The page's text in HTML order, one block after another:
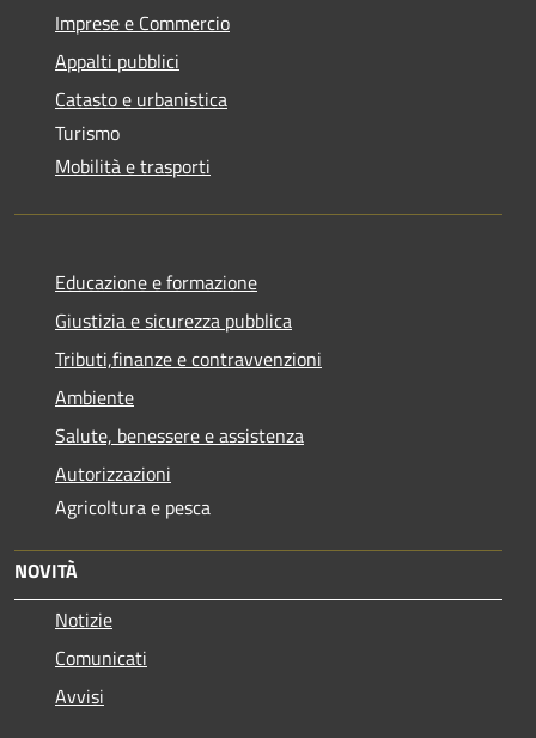
Imprese e Commercio
Appalti pubblici
Catasto e urbanistica
Turismo
Mobilità e trasporti
Educazione e formazione
Giustizia e sicurezza pubblica
Tributi,finanze e contravvenzioni
Ambiente
Salute, benessere e assistenza
Autorizzazioni
Agricoltura e pesca
NOVITÀ
Notizie
Comunicati
Avvisi